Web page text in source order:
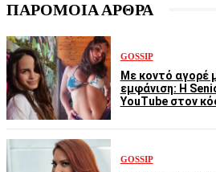
ΠΑΡΟΜΟΙΑ ΑΡΘΡΑ
GOSSIP
Με κοντό αγορέ
εμφάνιση: Η
YouTube στον
GOSSIP